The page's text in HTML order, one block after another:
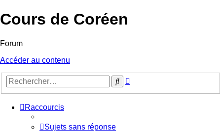
Cours de Coréen
Forum
Accéder au contenu
Rechercher
Raccourcis
Sujets sans réponse